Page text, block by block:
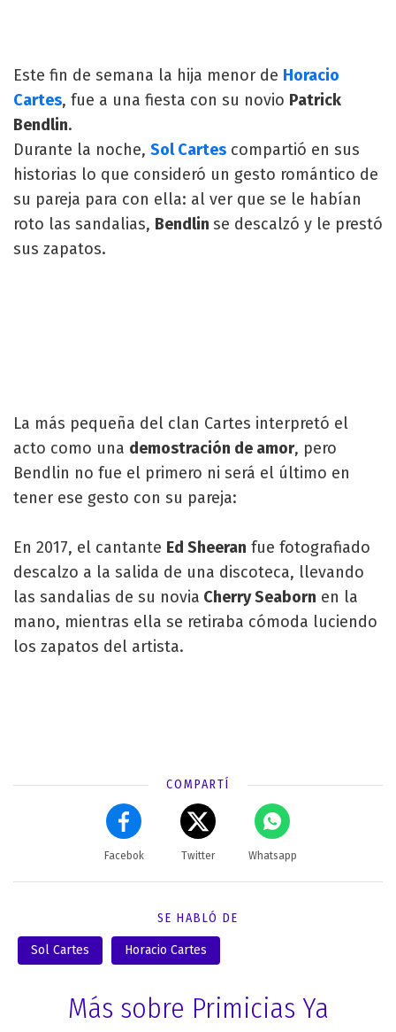
Este fin de semana la hija menor de Horacio
Cartes, fue a una fiesta con su novio Patrick
Bendlin.
Durante la noche, Sol Cartes compartió en sus
historias lo que consideró un gesto romántico de
su pareja para con ella: al ver que se le habían
roto las sandalias, Bendlin se descalzó y le prestó
sus zapatos.
La más pequeña del clan Cartes interpretó el
acto como una demostración de amor, pero
Bendlin no fue el primero ni será el último en
tener ese gesto con su pareja:
En 2017, el cantante Ed Sheeran fue fotografiado
descalzo a la salida de una discoteca, llevando
las sandalias de su novia Cherry Seaborn en la
mano, mientras ella se retiraba cómoda luciendo
los zapatos del artista.
COMPARTÍ
Facebok Twitter Whatsapp
SE HABLÓ DE
Sol Cartes Horacio Cartes
Más sobre Primicias Ya